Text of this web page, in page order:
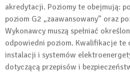
akredytacji. Poziomy te obejmują:
poziom G2 „zaawansowany” oraz
Wykonawcy muszą spełniać
odpowiedni poziom. Kwalifikacje te
instalacji i systemów
dotyczącą przepisów i